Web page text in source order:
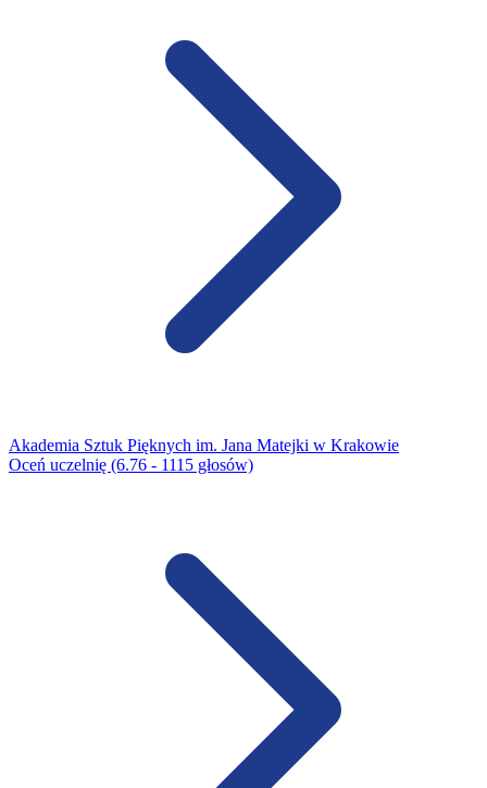
Akademia Sztuk Pięknych im. Jana Matejki w Krakowie
Oceń uczelnię (6.76 - 1115 głosów)